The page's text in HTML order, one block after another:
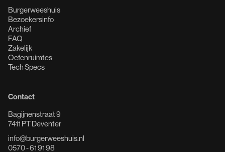
Burgerweeshuis
Bezoekersinfo
Archief
FAQ
Zakelijk
Oefenruimtes
Tech Specs
Contact
Bagijnenstraat 9
7411 PT Deventer
info@burgerweeshuis.nl
0570 - 61 91 98